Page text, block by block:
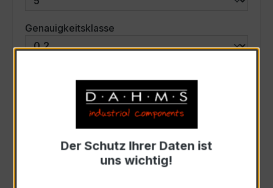
Genauigkeitsklasse
Der Schutz Ihrer Daten ist
uns wichtig!